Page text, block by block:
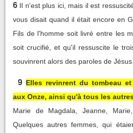
6 Il n'est plus ici, mais il est
vous disait quand il était encore en
Fils de l'homme soit livré entre les
soit crucifié, et qu'il ressuscite le
souvinrent alors des paroles de Jésus.
9 Elles revinrent du tombeau
aux Onze, ainsi qu'à tous les
Marie de Magdala, Jeanne,
Quelques autres femmes, qui